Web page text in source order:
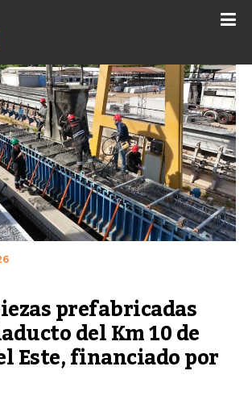
prefabricadas
del Km 10 de
Este, financiado por